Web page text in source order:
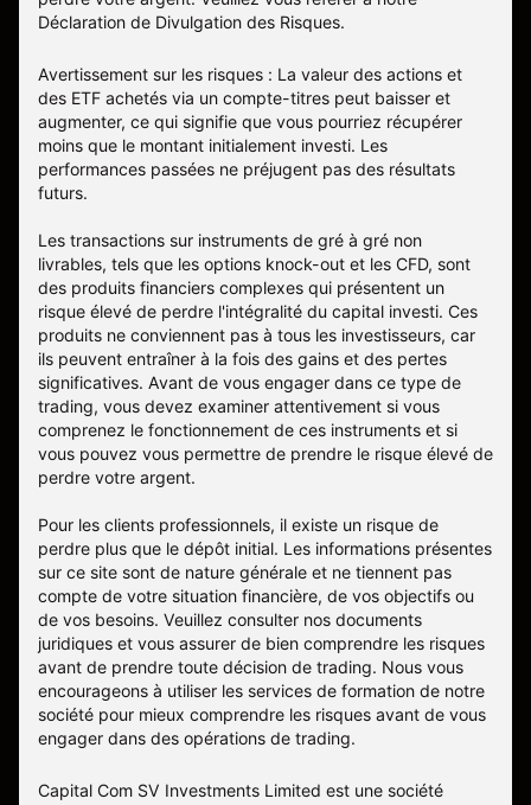
Déclaration de Divulgation des Risques.
Avertissement sur les risques : La valeur des actions et
des ETF achetés via un compte-titres peut baisser et
augmenter, ce qui signifie que vous pourriez récupérer
moins que le montant initialement investi. Les
performances passées ne préjugent pas des résultats
futurs.
Les transactions sur instruments de gré à gré non
livrables, tels que les options knock-out et les CFD, sont
des produits financiers complexes qui présentent un
risque élevé de perdre l'intégralité du capital investi. Ces
produits ne conviennent pas à tous les investisseurs, car
ils peuvent entraîner à la fois des gains et des pertes
significatives. Avant de vous engager dans ce type de
trading, vous devez examiner attentivement si vous
comprenez le fonctionnement de ces instruments et si
vous pouvez vous permettre de prendre le risque élevé de
perdre votre argent.
Pour les clients professionnels, il existe un risque de
perdre plus que le dépôt initial. Les informations présentes
sur ce site sont de nature générale et ne tiennent pas
compte de votre situation financière, de vos objectifs ou
de vos besoins. Veuillez consulter nos documents
juridiques et vous assurer de bien comprendre les risques
avant de prendre toute décision de trading. Nous vous
encourageons à utiliser les services de formation de notre
société pour mieux comprendre les risques avant de vous
engager dans des opérations de trading.
Capital Com SV Investments Limited est une société